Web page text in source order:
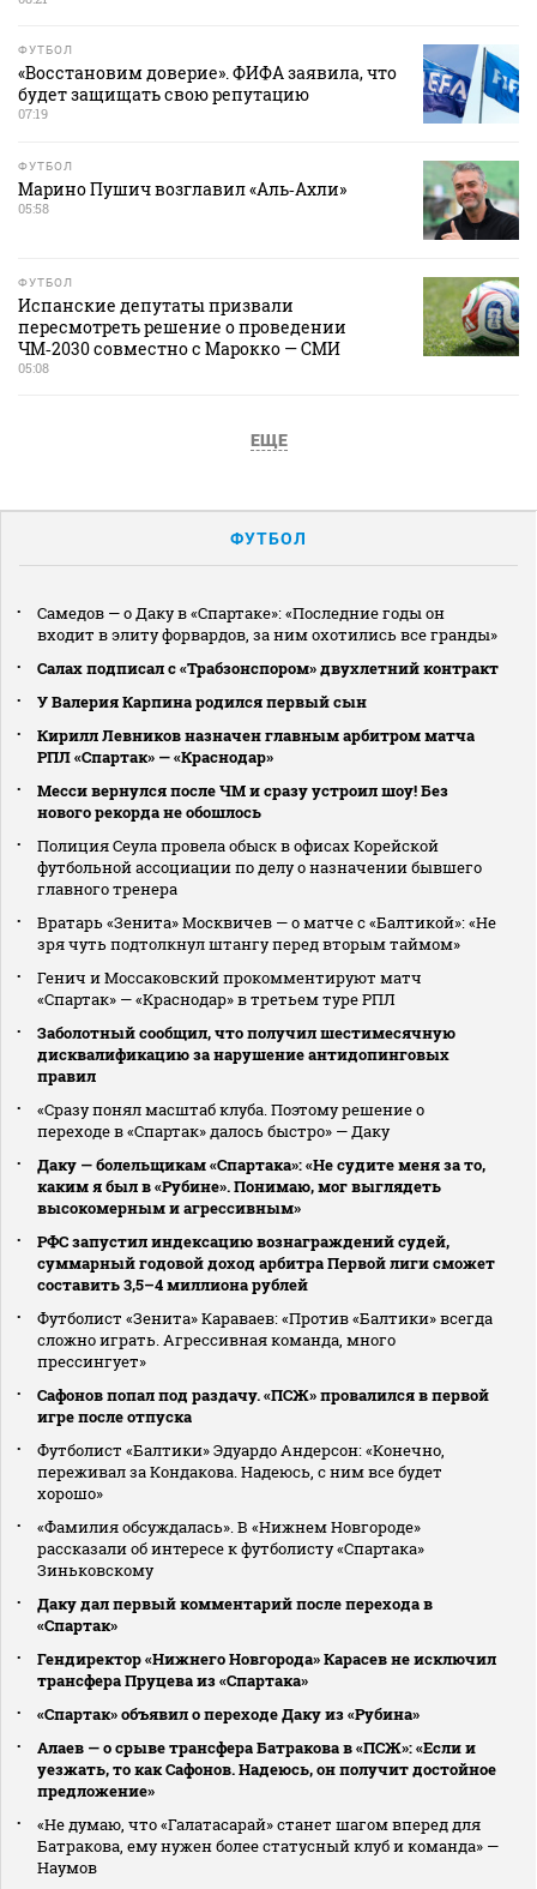
ФУТБОЛ
«Восстановим доверие». ФИФА заявила, что
будет защищать свою репутацию
07:19
ФУТБОЛ
Марино Пушич возглавил «Аль‑Ахли»
05:58
ФУТБОЛ
Испанские депутаты призвали
пересмотреть решение о проведении
ЧМ‑2030 совместно с Марокко — СМИ
05:08
ЕЩЕ
ФУТБОЛ
Самедов — о Даку в «Спартаке»: «Последние годы он
входит в элиту форвардов, за ним охотились все гранды»
Салах подписал с «Трабзонспором» двухлетний контракт
У Валерия Карпина родился первый сын
Кирилл Левников назначен главным арбитром матча
РПЛ «Спартак» — «Краснодар»
Месси вернулся после ЧМ и сразу устроил шоу! Без
нового рекорда не обошлось
Полиция Сеула провела обыск в офисах Корейской
футбольной ассоциации по делу о назначении бывшего
главного тренера
Вратарь «Зенита» Москвичев — о матче с «Балтикой»: «Не
зря чуть подтолкнул штангу перед вторым таймом»
Генич и Моссаковский прокомментируют матч
«Спартак» — «Краснодар» в третьем туре РПЛ
Заболотный сообщил, что получил шестимесячную
дисквалификацию за нарушение антидопинговых
правил
«Сразу понял масштаб клуба. Поэтому решение о
переходе в «Спартак» далось быстро» — Даку
Даку — болельщикам «Спартака»: «Не судите меня за то,
каким я был в «Рубине». Понимаю, мог выглядеть
высокомерным и агрессивным»
РФС запустил индексацию вознаграждений судей,
суммарный годовой доход арбитра Первой лиги сможет
составить 3,5–4 миллиона рублей
Футболист «Зенита» Караваев: «Против «Балтики» всегда
сложно играть. Агрессивная команда, много
прессингует»
Сафонов попал под раздачу. «ПСЖ» провалился в первой
игре после отпуска
Футболист «Балтики» Эдуардо Андерсон: «Конечно,
переживал за Кондакова. Надеюсь, с ним все будет
хорошо»
«Фамилия обсуждалась». В «Нижнем Новгороде»
рассказали об интересе к футболисту «Спартака»
Зиньковскому
Даку дал первый комментарий после перехода в
«Спартак»
Гендиректор «Нижнего Новгорода» Карасев не исключил
трансфера Пруцева из «Спартака»
«Спартак» объявил о переходе Даку из «Рубина»
Алаев — о срыве трансфера Батракова в «ПСЖ»: «Если и
уезжать, то как Сафонов. Надеюсь, он получит достойное
предложение»
«Не думаю, что «Галатасарай» станет шагом вперед для
Батракова, ему нужен более статусный клуб и команда» —
Наумов